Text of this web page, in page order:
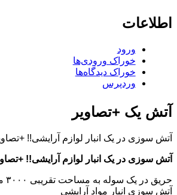
اطلاعات
ورود
خوراک ورودی‌ها
خوراک دیدگاه‌ها
وردپرس
آتش یک +تصاویر
آتش سوزی در یک انبار لوازم آرایشی!!
آتش سوزی در یک انبار لوازم آرایشی!!
حریق در یک سوله به مساحت تقریبی ۳۰۰۰ متر مربع در کهریز
آتش سوزی انبار مواد آرایشی